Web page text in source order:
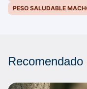
PESO SALUDABLE
Recomendado